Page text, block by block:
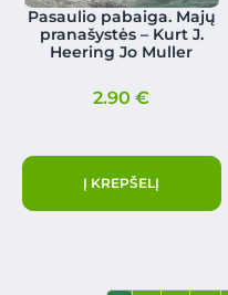
Pasaulio pabaiga. Majų
pranašystės – Kurt J.
Heering Jo Muller
2.90€
Į KREPŠELĮ